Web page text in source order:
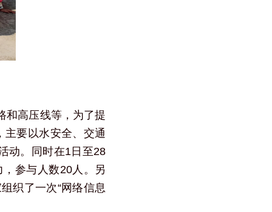
和高压线等，为了提
主要以水安全、交通
动。同时在1日至28
参与人数20人。另
织了一次“网络信息